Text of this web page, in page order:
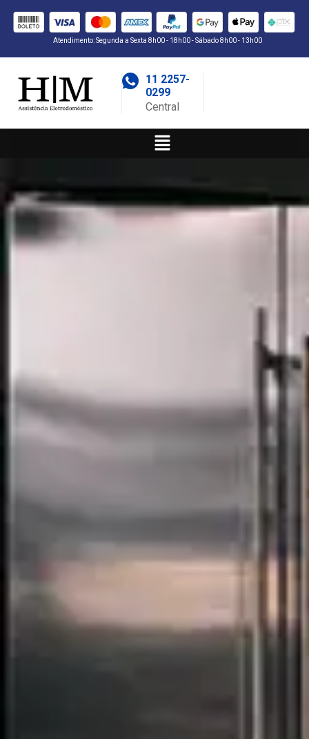
Atendimento: Segunda a Sexta 8h00 - 18h00 - Sábado 8h00 - 13h00
11 2257-
0299
Central